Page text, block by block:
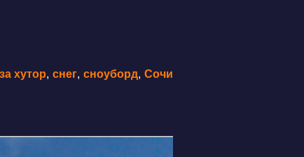
хутор, снег, сноуборд, Сочи